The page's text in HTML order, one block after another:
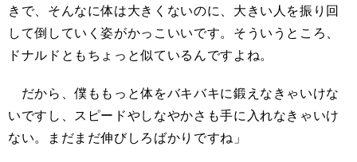
きで、そんなに体は大きくないのに、大きい人を振り回
して倒していく姿がかっこいいです。そういうところ、
ドナルドともちょっと似ているんですよね。
だから、僕ももっと体をバキバキに鍛えなきゃいけな
いですし、スピードやしなやかさも手に入れなきゃいけ
ない。まだまだ伸びしろばかりですね」